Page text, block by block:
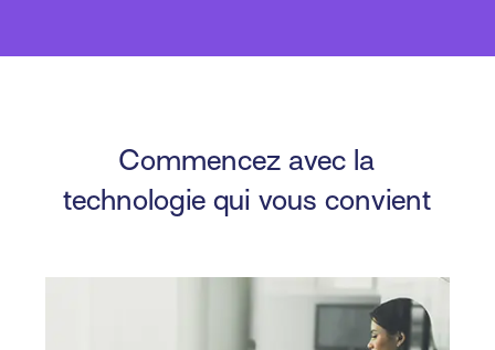
Commencez avec la
technologie qui vous convient